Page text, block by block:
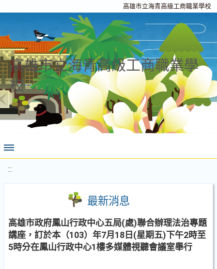
高雄市立海青高級工商職業學校
高雄市立海青高級工商職業學
校
:::
最新消息
高雄市政府鳳山行政中心五局(處)聯合辦理法治專題
講座，訂於本（103）年7月18日(星期五)下午2時至
5時分在鳳山行政中心1樓多媒體視聽會議室舉行